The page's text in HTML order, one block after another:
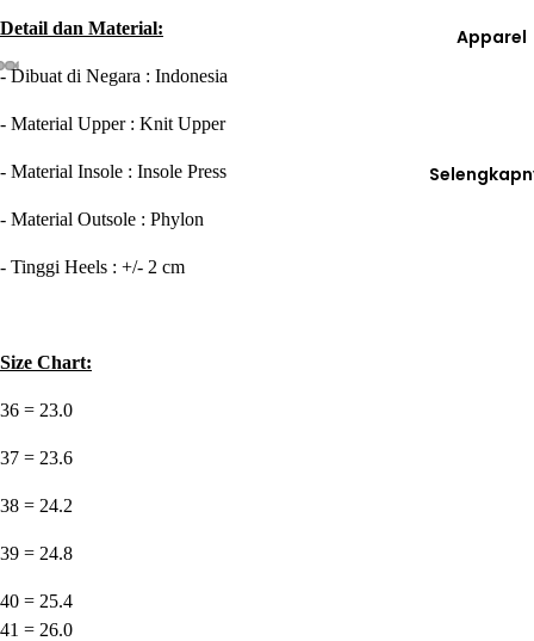
Apparel
Detail dan Material:
- Dibuat di Negara : Indonesia
- Material Upper : Knit Upper
- Material Insole : Insole Press
- Material Outsole : Phylon
- Tinggi Heels : +/- 2 cm
Size Chart:
36 = 23.0
37 = 23.6
38 = 24.2
39 = 24.8
40 = 25.4
41 = 26.0